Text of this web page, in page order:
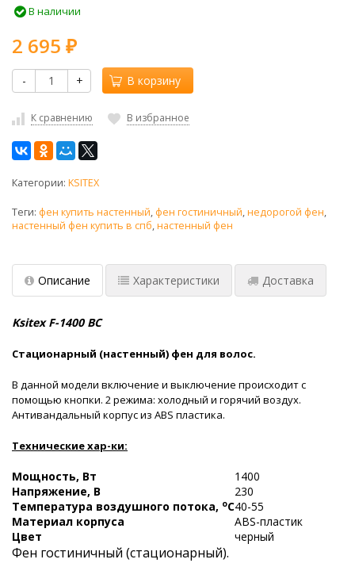
В наличии
2 695 ₽
- + В корзину
К сравнению В избранное
Категории: KSITEX
Теги: фен купить настенный,фен гостиничный,недорогой фен,
настенный фен купить в спб,настенный фен
Описание Характеристики Доставка
Ksitex F-1400 BC
Стационарный (настенный) фен для волос.
В данной модели включение и выключение происходит с
помощью кнопки. 2 режима: холодный и горячий воздух.
Антивандальный корпус из ABS пластика.
Технические хар-ки:
Мощность, Вт
1400
Напряжение, В
230
Температура воздушного потока, oC40-55
Материал корпуса
ABS-пластик
Цвет
черный
Фен гостиничный (стационарный).